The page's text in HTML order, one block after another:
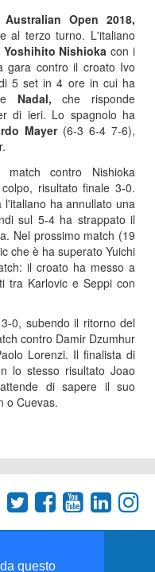
questo
Australian Open 2018,
al terzo turno. L'italiano
Yoshihito Nishioka con i
gara contro il croato Ivo
5 set in 4 ore in cui ha
Nadal, che risponde
di ieri. Lo spagnolo ha
Mayer(6-3 6-4 7-6),
contro Nishioka
risultato finale 3-0.
ha annullato una
sul 5-4 ha strappato il
Nel prossimo match (19
che è ha superato Yuichi
il croato ha messo a
tra Karlovic e Seppi con
0, subendo il ritorno del
contro Damir Dzumhur
Lorenzi. Il finalista di
lo stesso risultato Joao
di sapere il suo
o Cuevas.